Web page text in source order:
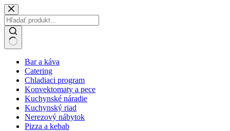
Bar a káva
Catering
Chladiaci program
Konvektomaty a pece
Kuchynské náradie
Kuchynský riad
Nerezový nábytok
Pizza a kebab